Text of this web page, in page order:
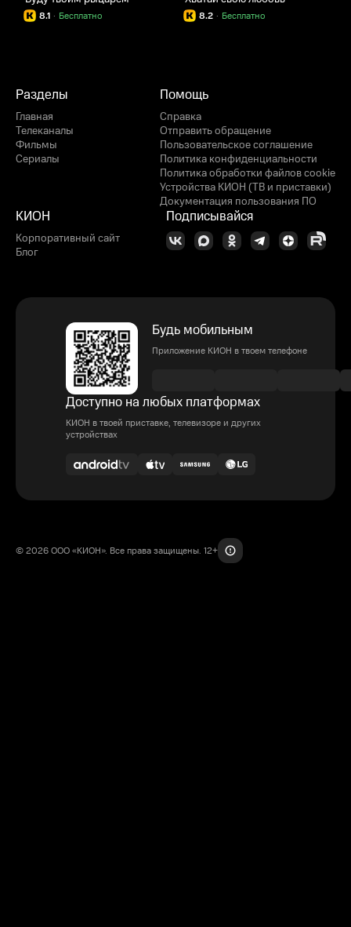
8.1 Бесплатно
· 8.2 Бесплатно
·
Разделы
Главная
Телеканалы
Фильмы
Сериалы
Помощь
Справка
Отправить обращение
Пользовательское соглашение
Политика конфиденциальности
Политика обработки файлов cookie
Устройства КИОН (ТВ и приставки)
Документация пользования ПО
КИОН
Корпоративный сайт
Блог
Подписывайся
Будь мобильным
Приложение КИОН в твоем телефоне
Доступно на любых платформах
КИОН в твоей приставке, телевизоре и других
устройствах
© 2026 ООО «КИОН». Все права защищены. 12+